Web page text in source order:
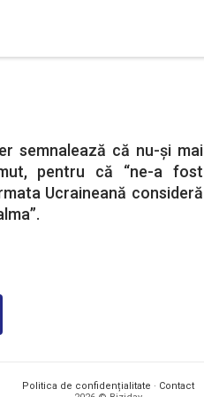
semnalează că nu-și mai
pentru că “ne-a fost
Ucraineană consideră
Politica de confidențialitate · Contact